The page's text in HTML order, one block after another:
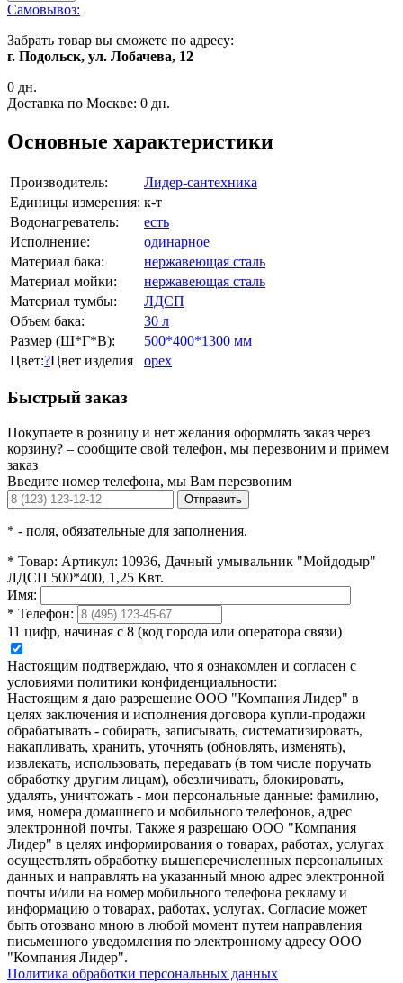
Самовывоз:
Забрать товар вы сможете по адресу:
г. Подольск, ул. Лобачева, 12
0 дн.
Доставка по Москве: 0 дн.
Основные характеристики
Производитель:
Лидер-сантехника
Единицы измерения: к-т
Водонагреватель:
есть
Исполнение:
одинарное
Материал бака:
нержавеющая сталь
Материал мойки:
нержавеющая сталь
Материал тумбы:
ЛДСП
Объем бака:
30 л
Размер (Ш*Г*В):
500*400*1300 мм
Цвет:?Цвет изделия орех
Быстрый заказ
Покупаете в розницу и нет желания оформлять заказ через
корзину? – сообщите свой телефон, мы перезвоним и примем
заказ
Введите номер телефона, мы Вам перезвоним
Отправить
* - поля, обязательные для заполнения.
* Товар: Артикул: 10936, Дачный умывальник "Мойдодыр"
ЛДСП 500*400, 1,25 Квт.
Имя:
* Телефон:
11 цифр, начиная с 8 (код города или оператора связи)
Настоящим подтверждаю, что я ознакомлен и согласен с
условиями политики конфиденциальности:
Настоящим я даю разрешение ООО "Компания Лидер" в
целях заключения и исполнения договора купли-продажи
обрабатывать - собирать, записывать, систематизировать,
накапливать, хранить, уточнять (обновлять, изменять),
извлекать, использовать, передавать (в том числе поручать
обработку другим лицам), обезличивать, блокировать,
удалять, уничтожать - мои персональные данные: фамилию,
имя, номера домашнего и мобильного телефонов, адрес
электронной почты. Также я разрешаю ООО "Компания
Лидер" в целях информирования о товарах, работах, услугах
осуществлять обработку вышеперечисленных персональных
данных и направлять на указанный мною адрес электронной
почты и/или на номер мобильного телефона рекламу и
информацию о товарах, работах, услугах. Согласие может
быть отозвано мною в любой момент путем направления
письменного уведомления по электронному адресу ООО
"Компания Лидер".
Политика обработки персональных данных